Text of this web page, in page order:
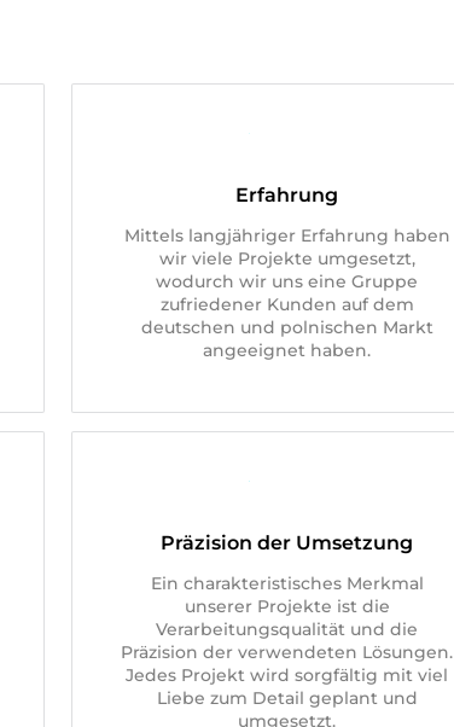
Erfahrung
Mittels langjähriger Erfahrung haben
wir viele Projekte umgesetzt,
wodurch wir uns eine Gruppe
zufriedener Kunden auf dem
deutschen und polnischen Markt
angeeignet haben.
Präzision der Umsetzung
Ein charakteristisches Merkmal
unserer Projekte ist die
Verarbeitungsqualität und die
Präzision der verwendeten Lösungen.
Jedes Projekt wird sorgfältig mit viel
Liebe zum Detail geplant und
umgesetzt.